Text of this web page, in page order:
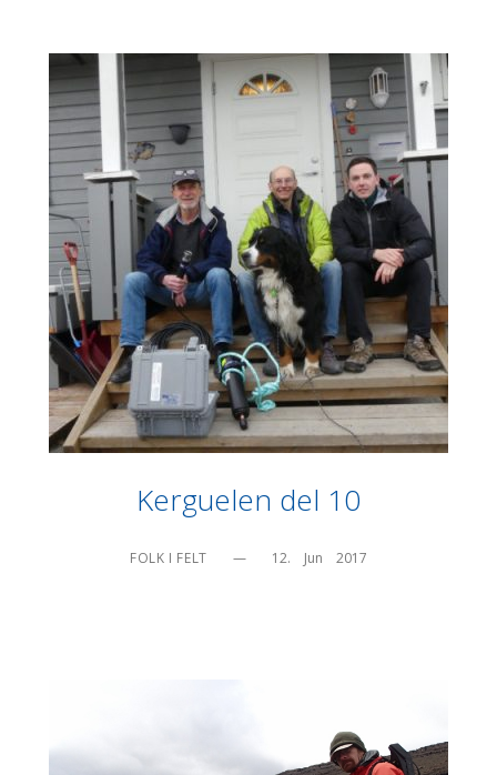
Kerguelen del 10
FOLK I FELT — 12.    Jun    2017